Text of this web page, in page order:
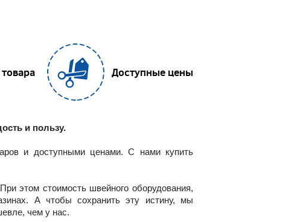
Доступные цены
и пользу.
и доступными ценами. С нами купить
этом стоимость швейного оборудования,
А чтобы сохранить эту истину, мы
чем у нас.